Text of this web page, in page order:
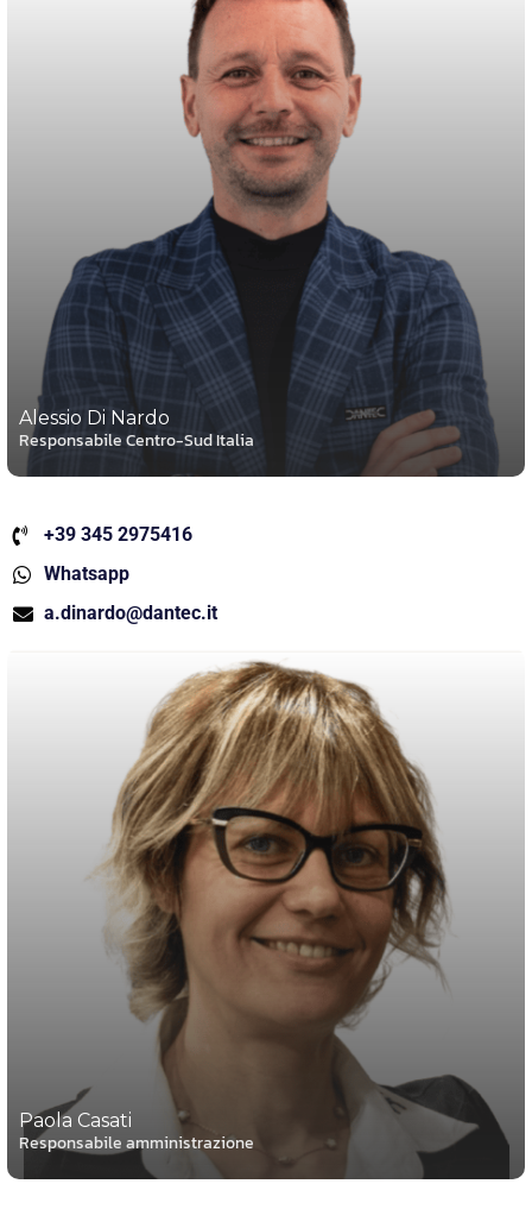
Alessio Di Nardo
Responsabile Centro-Sud Italia
+39 345 2975416
Whatsapp
a.dinardo@dantec.it
Paola Casati
Responsabile amministrazione